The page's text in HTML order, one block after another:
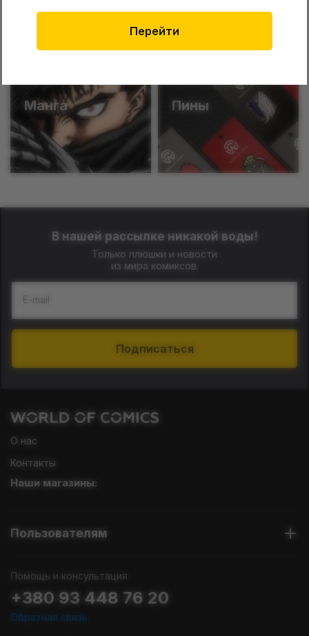
Перейти
Funko Катаны
Манга Пины
В нашей рассылке никакой воды!
Только плюшки и новости
из мира комиксов.
E-mail
Подписаться
О нас
Контакты
Наши магазины:
Пользователям
Помощь и консультация
+380 93 448 76 20
Обратная связь